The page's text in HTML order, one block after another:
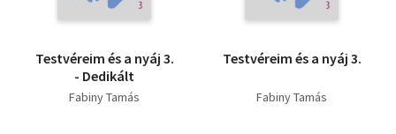
Tankönyv, segédkönyv
Társadalomtudomány
Természettudomány
Testvéreim és a nyáj 3.
- Dedikált
Fabiny Tamás
Testvéreim és a nyáj 3.
Fabiny Tamás